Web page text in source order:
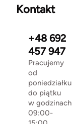
Kontakt
+48 692
457 947
Pracujemy
od
poniedziałku
do piątku
w godzinach
09:00-